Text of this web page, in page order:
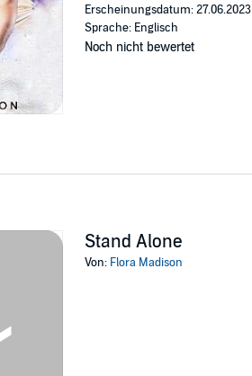
Erscheinungsdatum: 27.06.2023
Sprache: Englisch
Noch nicht bewertet
Stand Alone
Von: Flora Madison